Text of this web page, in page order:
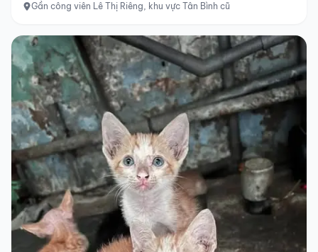
Gần công viên Lê Thị Riêng, khu vực Tân Bình cũ